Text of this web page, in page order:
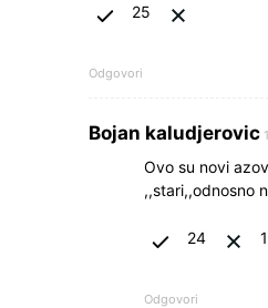
25
Odgovori
Bojan kaludjerovic
Ovo su novi
,,stari,,odnosno
24 1
Odgovori